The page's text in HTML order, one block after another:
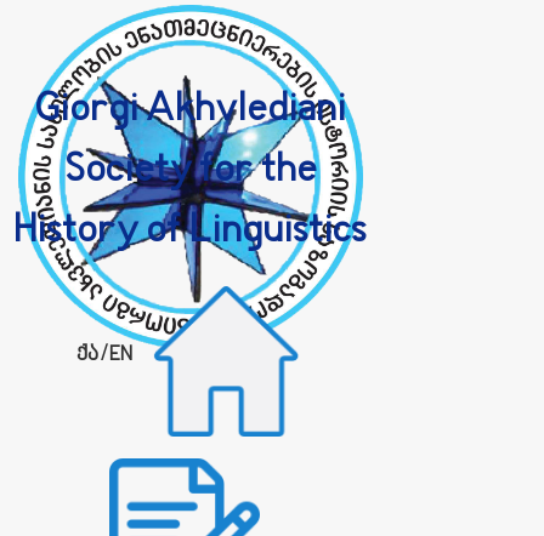
Giorgi Akhvlediani
Society for the
History of Linguistics
ქა/EN